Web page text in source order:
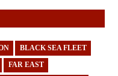
BLACK SEA FLEET
FAR EAST